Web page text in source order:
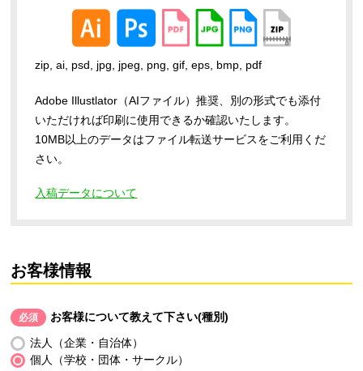
zip, ai, psd, jpg, jpeg, png, gif, eps, bmp, pdf
Adobe Illustlator（AIファイル）推奨、別の形式でも添付
いただければ印刷に使用できるか確認いたします。
10MB以上のデータはファイル転送サービスをご利用くだ
さい。
入稿データについて
お客様情報
必須 お客様について教えて下さい(種別)
法人（企業・自治体）
個人（学校・団体・サークル）